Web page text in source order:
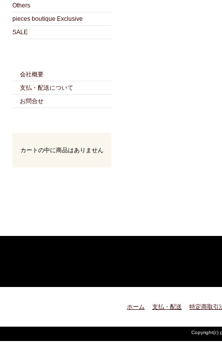
Others
pieces boutique Exclusive
SALE
会社概要
支払・配送について
お問合せ
カートの中に商品はありません
ホーム 支払・配送 特定商取引
Copyright(c)